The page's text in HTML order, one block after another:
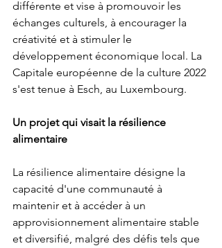
différente et vise à promouvoir les
échanges culturels, à encourager la
créativité et à stimuler le
développement économique local. La
Capitale européenne de la culture 2022
s'est tenue à Esch, au Luxembourg.
Un projet qui visait la résilience
alimentaire
La résilience alimentaire désigne la
capacité d'une communauté à
maintenir et à accéder à un
approvisionnement alimentaire stable
et diversifié, malgré des défis tels que